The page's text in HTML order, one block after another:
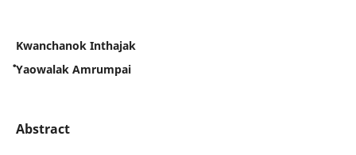
Kwanchanok Inthajak
ํYaowalak Amrumpai
Abstract